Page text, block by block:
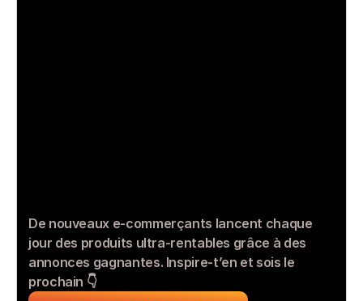
De nouveaux e-commerçants lancent chaque
jour des produits ultra-rentables grâce à des
annonces gagnantes. Inspire-t’en et sois le
prochain 👇